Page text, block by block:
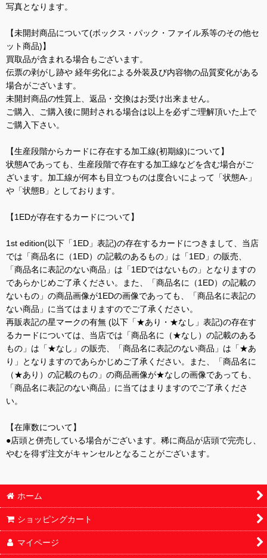
写真となります。
【未開封商品について(ボックス・パック・ファイル系等のその他セ
ット商品)】
買取品が含まれる場合もございます。
伝票の剥がし跡や 経年劣化による外装及び内容物の品質変化がある
場合がございます。
未開封商品の性質上、返品・交換はお受け出来ません。
ご購入、ご購入後に開封される場合は以上を必ずご理解頂いた上で
ご購入下さい。
【生産段階からカードに存在する加工線(初期線)について】
状態Aであっても、生産段階で存在する加工線などを含む場合がご
ざいます。加工線が何本も目立つものは度合いによって「状態A-」
や「状態B」としております。
【1EDが存在するカードについて】
1st edition(以下「1ED」表記)の存在するカードにつきまして、当店
では「商品名に（1ED）の記載のあるもの」は「1ED」の販売、
「商品名に表記のない商品」は「1EDではないもの」となりますの
であらかじめご了承ください。また、「商品名に（1ED）の記載の
ないもの」の商品画像が1EDの画像であっても、「商品名に表記の
ない商品」に当てはまりますのでご了承ください。
再販表記の星マークの有無 (以下「★あり・★なし」表記)の存在す
るカードについては、当店では「商品名に（★なし）の記載のある
もの」は「★なし」の販売、「商品名に表記のない商品」は「★あ
り」となりますのであらかじめご了承ください。また、「商品名に
（★あり）の記載のもの」の商品画像が★なしの画像であっても、
「商品名に表記のない商品」に当てはまりますのでご了承くださ
い。
【在庫数について】
●店頭と併売している場合がございます。稀に商品が店頭で完売し、
やむを得ず注文がキャンセルとなることがございます。
ホーム
ショッピングカート
マイページ